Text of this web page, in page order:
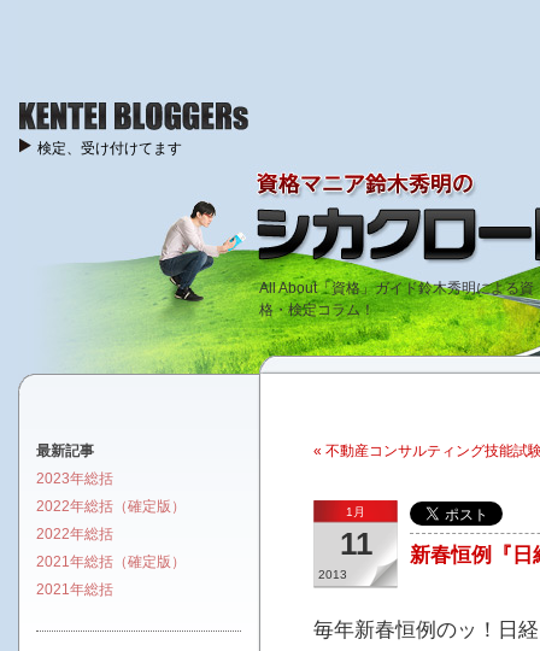
All About「資格」ガイド鈴木秀明による資
格・検定コラム！
検定、受け付けてます
« 不動産コンサルティング技能試
1月
11
2013
新春恒例『日
毎年新春恒例のッ！日
最新記事
2023年総括
2022年総括（確定版）
2022年総括
2021年総括（確定版）
2021年総括